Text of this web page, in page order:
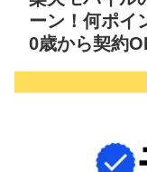
ーン！何ポイ
0歳から契約